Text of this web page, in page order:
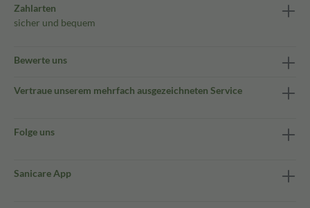
Zahlarten
sicher und bequem
Bewerte uns
Vertraue unserem mehrfach ausgezeichneten Service
Folge uns
Sanicare App